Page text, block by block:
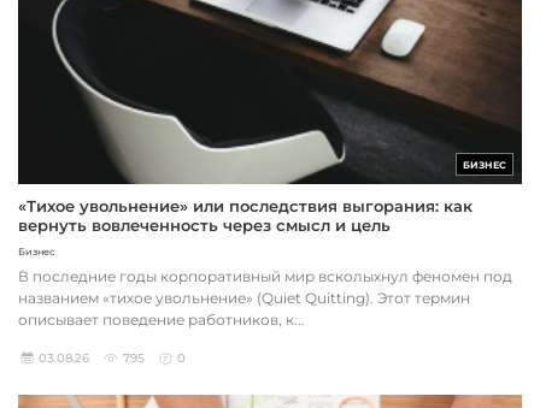
БИЗНЕС
«Тихое увольнение» или последствия выгорания: как
вернуть вовлеченность через смысл и цель
Бизнес
В последние годы корпоративный мир всколыхнул феномен под
названием «тихое увольнение» (Quiet Quitting). Этот термин
описывает поведение работников, к...
03.08.26 795 0